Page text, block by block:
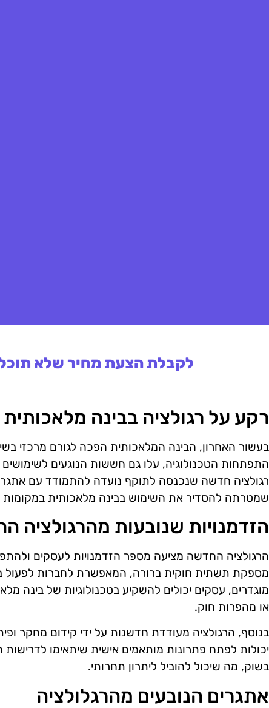
לקבלת הצעת מחיר שלא
רקע על רגולציה בבינה מלאכותית
בעשור האחרון, הבינה המלאכותית הפכה לגורם מרכזי
התפתחות הטכנולוגיה, עלו גם חששות הנוגעים
רגולציה חדשה שנכנסה לתוקף נועדה להתמודד עם
שמטרתה להסדיר את השימוש בבינה מלאכותית במקומות
הזדמנויות שנובעות מהרגולציה
הרגולציה החדשה מציעה מספר הזדמנויות לעסקים
מספקת תשתית חוקית ברורה, המאפשרת לחברות לפעול
מוגדרים, עסקים יכולים להשקיע בטכנולוגיות של בינה
או מהפרות חוק.
בנוסף, הרגולציה מעודדת חדשנות על ידי קידום מחקר
יכולות לפתח פתרונות מותאמים אישית שיתאימו
בשוק, מה שיכול להוביל ליתרון תחרותי.
אתגרים הנובעים מהרגלולציה